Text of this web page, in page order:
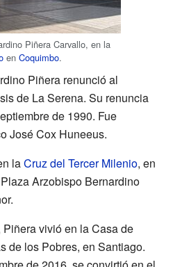
Piñera Carvallo, en la
en Coquimbo.
Piñera renunció al
de La Serena. Su renuncia
de 1990. Fue
José Cox Huneeus.
laCruz del Tercer Milenio, en
Arzobispo Bernardino
vivió en la Casa de
de los Pobres, en Santiago.